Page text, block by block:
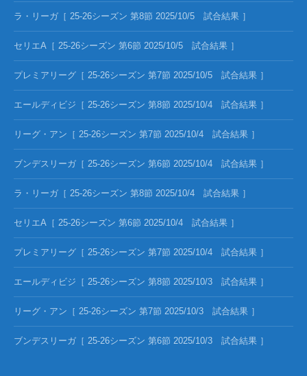
ラ・リーガ［ 25-26シーズン 第8節 2025/10/5 試合結果 ］
セリエA［ 25-26シーズン 第6節 2025/10/5 試合結果 ］
プレミアリーグ［ 25-26シーズン 第7節 2025/10/5 試合結果 ］
エールディビジ［ 25-26シーズン 第8節 2025/10/4 試合結果 ］
リーグ・アン［ 25-26シーズン 第7節 2025/10/4 試合結果 ］
ブンデスリーガ［ 25-26シーズン 第6節 2025/10/4 試合結果 ］
ラ・リーガ［ 25-26シーズン 第8節 2025/10/4 試合結果 ］
セリエA［ 25-26シーズン 第6節 2025/10/4 試合結果 ］
プレミアリーグ［ 25-26シーズン 第7節 2025/10/4 試合結果 ］
エールディビジ［ 25-26シーズン 第8節 2025/10/3 試合結果 ］
リーグ・アン［ 25-26シーズン 第7節 2025/10/3 試合結果 ］
ブンデスリーガ［ 25-26シーズン 第6節 2025/10/3 試合結果 ］